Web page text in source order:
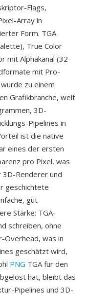
Flags,
Array in
Form. TGA
True Color
mit Alphakanal (32-
mit Pro-
zu einem
Grafikbranche, weit
3D-
Pipelines in
ist die native
eines der ersten
pro Pixel, was
Renderer und
geschichtete
gut
Stärke: TGA-
schreiben, ohne
Overhead, was in
geschätzt wird,
PNG TGA für den
hat, bleibt das
Pipelines und 3D-